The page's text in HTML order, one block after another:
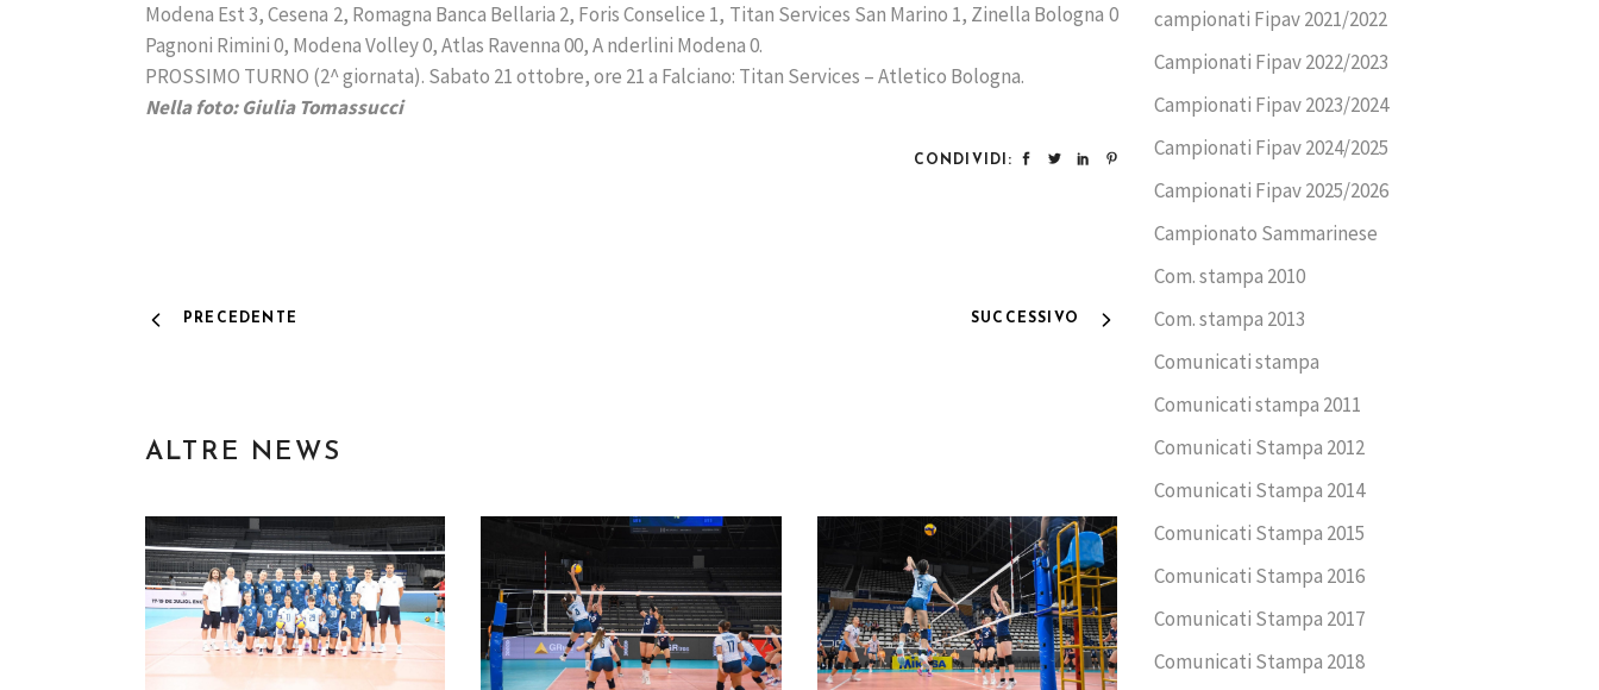
Modena Est 3, Cesena 2, Romagna Banca Bellaria 2, Foris Conselice 1, Titan Services San Marino 1, Zinella Bologna 0
Pagnoni Rimini 0, Modena Volley 0, Atlas Ravenna 00, A nderlini Modena 0.
PROSSIMO TURNO (2^ giornata). Sabato 21 ottobre, ore 21 a Falciano: Titan Services – Atletico Bologna.
Nella foto: Giulia Tomassucci
CONDIVIDI:
PRECEDENTE SUCCESSIVO
ALTRE NEWS
campionati Fipav 2021/2022
Campionati Fipav 2022/2023
Campionati Fipav 2023/2024
Campionati Fipav 2024/2025
Campionati Fipav 2025/2026
Campionato Sammarinese
Com. stampa 2010
Com. stampa 2013
Comunicati stampa
Comunicati stampa 2011
Comunicati Stampa 2012
Comunicati Stampa 2014
Comunicati Stampa 2015
Comunicati Stampa 2016
Comunicati Stampa 2017
Comunicati Stampa 2018